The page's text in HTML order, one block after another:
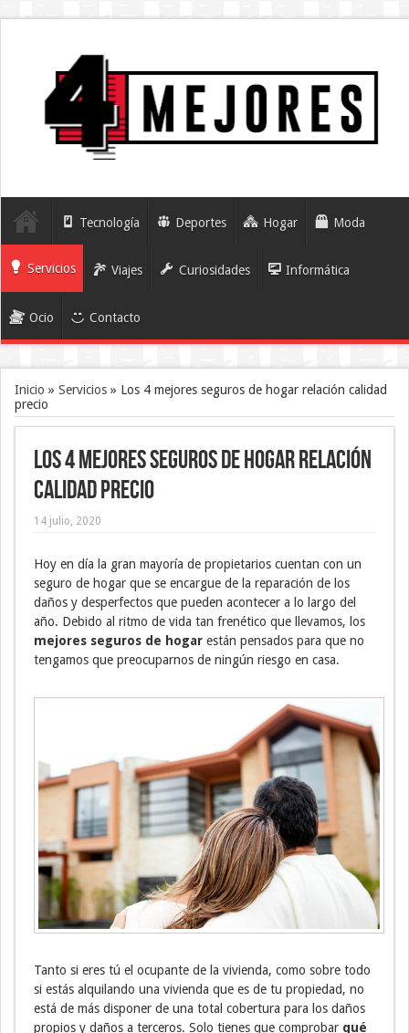
Tecnología Deportes Hogar Moda
Servicios Viajes Curiosidades Informática
Ocio Contacto
Inicio » Servicios » Los 4 mejores seguros de hogar relación calidad
precio
Los 4 mejores seguros de hogar relación
calidad precio
14 julio, 2020
Hoy en día la gran mayoría de propietarios cuentan con un
seguro de hogar que se encargue de la reparación de los
daños y desperfectos que pueden acontecer a lo largo del
año. Debido al ritmo de vida tan frenético que llevamos, los
mejores seguros de hogar están pensados para que no
tengamos que preocuparnos de ningún riesgo en casa.
Tanto si eres tú el ocupante de la vivienda, como sobre todo
si estás alquilando una vivienda que es de tu propiedad, no
está de más disponer de una total cobertura para los daños
propios y daños a terceros. Solo tienes que comprobar qué